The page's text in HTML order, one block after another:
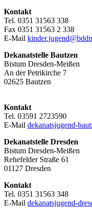
Kontakt
Tel. 0351 31563 338
Fax 0351 31563 2 338
E-Mail
Dekanatstelle Bautzen
Bistum Dresden-Meißen
An der Petrikirche 7
02625 Bautzen
Kontakt
Tel. 03591 2723590
E-Mail dekanatsjugend-
Dekanatstelle Dresden
Bistum Dresden-Meißen
Rehefelder Straße 61
01127 Dresden
Kontakt
Tel. 0351 31563 348
E-Mail dekanatsjugend-